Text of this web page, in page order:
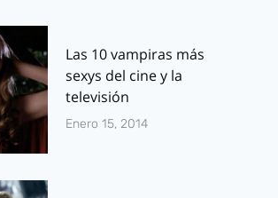
Las 10 vampiras más
sexys del cine y la
televisión
Enero 15, 2014